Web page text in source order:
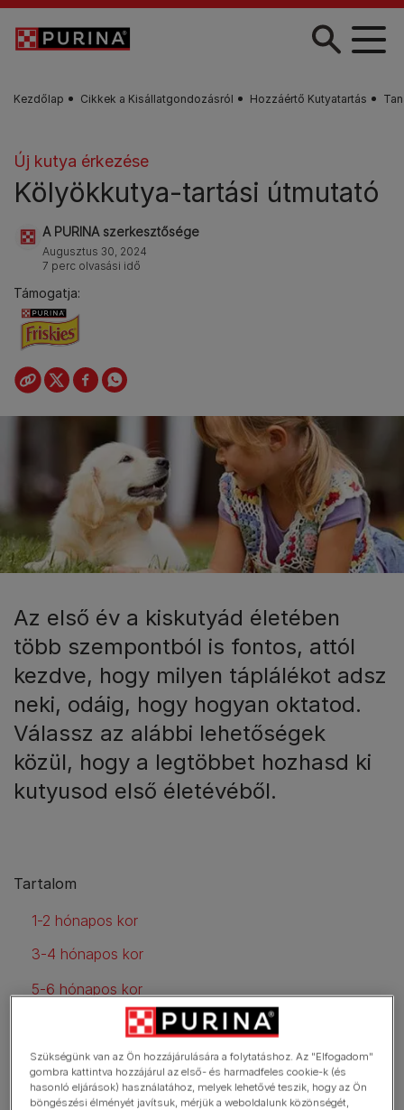
Skip to main content
Kezdőlap Cikkek a Kisállatgondozásról Hozzáértő Kutyatartás
Új kutya érkezése
Kölyökkutya-tartási útmutató
A PURINA szerkesztősége
Augusztus 30, 2024
7 perc olvasási idő
Támogatja:
Az első év a kiskutyád életében
több szempontból is fontos, attól
kezdve, hogy milyen táplálékot adsz
neki, odáig, hogy hogyan oktatod.
Válassz az alábbi lehetőségek
közül, hogy a legtöbbet hozhasd ki
kutyusod első életévéből.
Tartalom
1-2 hónapos kor
3-4 hónapos kor
5-6 hónapos kor
7-8 hónapos kor
9-12 hónapos kor
Szükségünk van az Ön hozzájárulására a folytatáshoz. Az "Elfogadom"
gombra kattintva hozzájárul az első- és harmadfeles cookie-k (és
hasonló eljárások) használatához, melyek lehetővé teszik, hogy az Ön
böngészési élményét javítsuk, mérjük a weboldalunk közönségét,